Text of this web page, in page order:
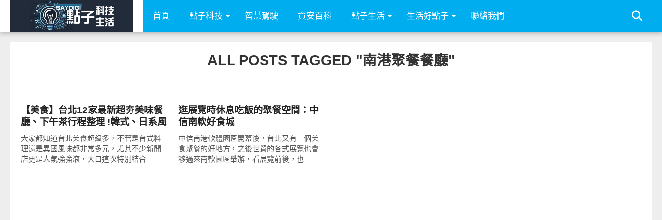
首頁 點子科技 智慧駕駛 資安百科 點子生活 生活好點子 聯絡我們
ALL POSTS TAGGED "南港聚餐餐廳"
【美食】台北12家最新超夯美味餐
廳、下午茶行程整理 !韓式、日系風
整理推薦!
大家都知道台北美食超級多，不管是台式料
理還是異國風味都非常多元，尤其不少新開
店更是人氣強強滾，大口這次特別結合
逛展覽時休息吃飯的聚餐空間：中
信南軟好食城
中信南港軟體園區開幕後，台北又有一個美
食聚餐的好地方，之後世貿的各式展覽也會
移過來南軟園區舉辦，看展覽前後，也